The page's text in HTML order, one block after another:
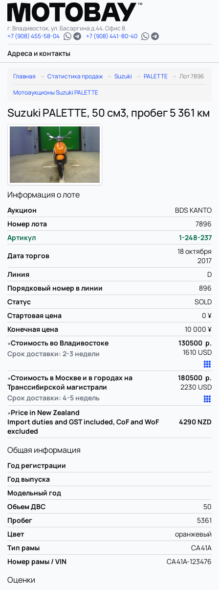
г. Владивосток, ул. Басаргина д.44. Офис 8.
+7 (908) 455-58-04
+7 (908) 441-80-40
Адреса и контакты
Главная Статистика продаж Suzuki PALETTE
Лот 7896
Мотоаукционы Suzuki PALETTE
Suzuki PALETTE, 50 см3, пробег 5 361 км
Информация о лоте
Аукцион
BDS KANTO
Номер лота
7896
Артикул
1-248-237
Дата торгов
18 октября
2017
Линия
D
Порядковый номер в линии
896
Статус
SOLD
Стартовая цена
0 ¥
Конечная цена
10 000 ¥
∗Стоимость во Владивостоке
Срок доставки: 2-3 недели
130500 р.
1610 USD
∗Стоимость в Москве и в городах на
Транссибирской магистрали
Срок доставки: 4-5 недель
180500 р.
2230 USD
∗Price in New Zealand
Import duties and GST included, CoF and WoF
excluded
4290 NZD
Общая информация
Год регистрации
Год выпуска
Модельный год
Объем ДВС
50
Пробег
5361
Цвет
оранжевый
Тип рамы
CA41A
Номер рамы / VIN
CA41A-123476
Оценки